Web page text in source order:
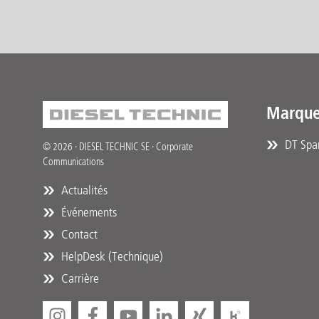
© 2026 · DIESEL TECHNIC SE · Corporate
Communications
Actualités
Événements
Contact
HelpDesk (Technique)
Carrière
DT